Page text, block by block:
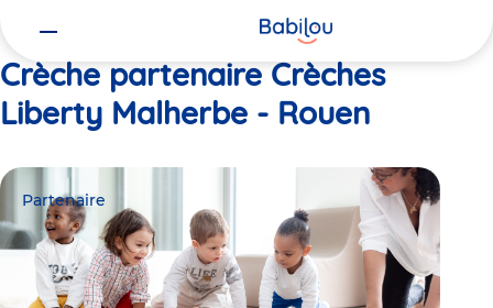
Crèche partenaire Crèches
Liberty Malherbe - Rouen
Partenaire